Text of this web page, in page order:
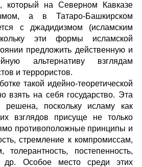
который на Северном Кавказе
а в Татаро-Башкирском
с джадидизмом (исламским
эти формы исламской
предложить действенную и
альтернативу взглядам
и террористов.
такой идейно-теоретической
взять на себя государство. Эта
поскольку исламу как
взглядов присуще не только
противоположные принципы и
стремление к компромиссам,
толерантность, постепенность,
др. Особое место среди этих